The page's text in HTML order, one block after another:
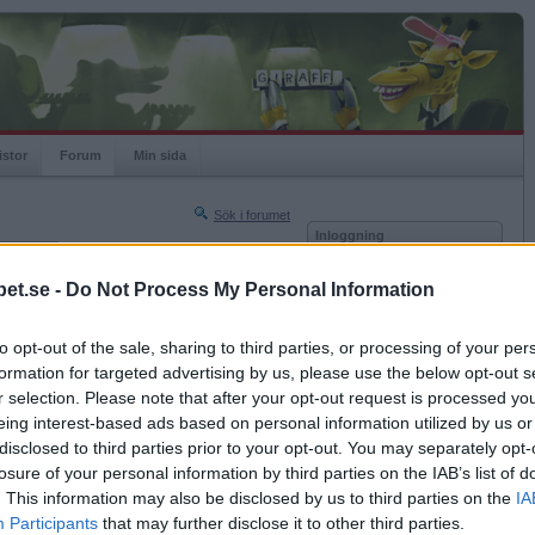
- Do Not Process My Personal Information
opt-out of the sale, sharing to third parties, or processing of your
for targeted advertising by us, please use the below opt-out
selection. Please note that after your opt-out request is processed
interest-based ads based on personal information utilized by us
to third parties prior to your opt-out. You may separately
of your personal information by third parties on the IAB’s list of
This information may also be disclosed by us to third parties on the
Participants that may further disclose it to other third parties.
Forum Min sida
Sök i forumet
Nästa sida »
2012-02-21 23:36
måste hon vara clean.
Inloggning
Kom ihåg mig
Glömt ditt lösenord?
Få ny aktiveringslänk
Betapet är gratis!